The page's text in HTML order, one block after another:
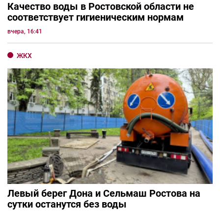
Качество воды в Ростовской области не
соответствует гигиеническим нормам
вчера, 16:41
ЖКХ
Левый берег Дона и Сельмаш Ростова на
сутки останутся без воды